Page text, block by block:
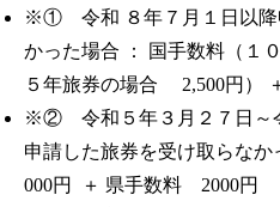
※① 令和 ８年７月１日以降
かった場合 ： 国手数料（１
５年旅券の場合 2,500円）
※② 令和５年３月２７日～
申請した旅券を受け取らな
000円 ＋ 県手数料 2000円